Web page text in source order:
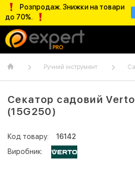
Розпродаж. Знижки на товари
до 70%.
Ручний інструмент
Секатор садовий
(15G250)
Код товару:
16142
Виробник: